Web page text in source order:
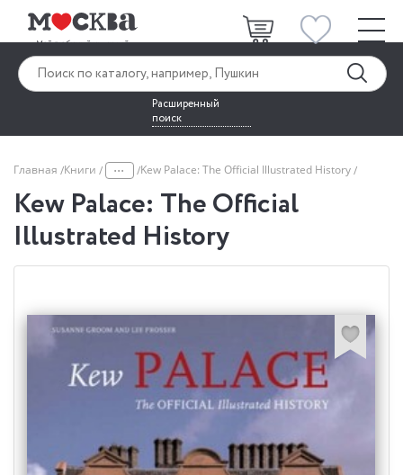
Расширенный
поиск
Главная Книги ... Kew Palace: The Official Illustrated History
Kew Palace: The Official
Illustrated History